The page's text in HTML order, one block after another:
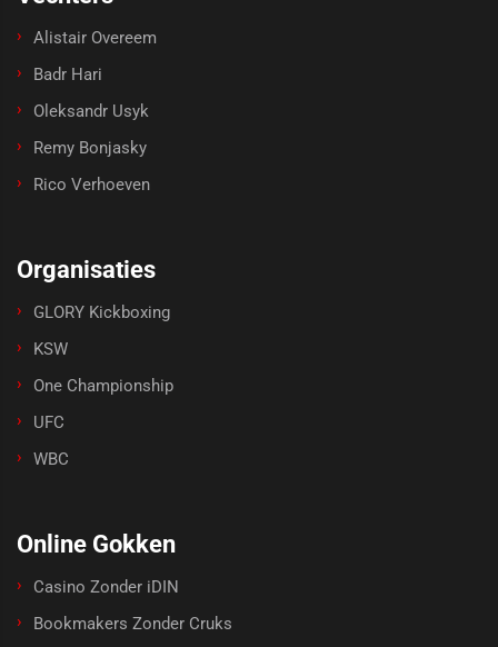
Alistair Overeem
Badr Hari
Oleksandr Usyk
Remy Bonjasky
Rico Verhoeven
Organisaties
GLORY Kickboxing
KSW
One Championship
UFC
WBC
Online Gokken
Casino Zonder iDIN
Bookmakers Zonder Cruks